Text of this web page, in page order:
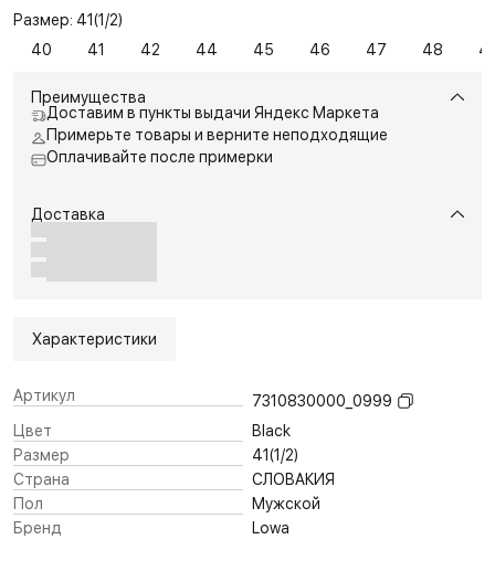
Размер: 41(1/2)
40
41 42 44 45 46 47 48
Преимущества
Доставим в пункты выдачи Яндекс Маркета
Примерьте товары и верните неподходящие
Оплачивайте после примерки
Доставка
Характеристики
Артикул
7310830000_0999
Цвет
Black
Размер
41(1/2)
Страна
СЛОВАКИЯ
Пол
Мужской
Бренд
Lowa